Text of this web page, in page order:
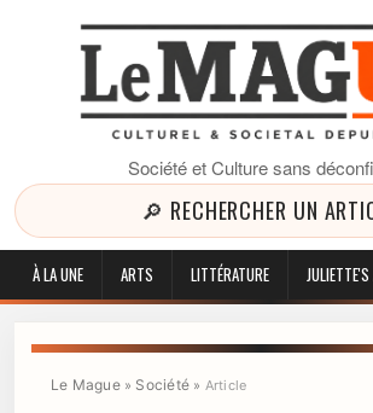
Société et Culture sans
🔎 RECHERCHER UN
À LA UNE ARTS LITTÉRATURE
Le Mague» Société» Article